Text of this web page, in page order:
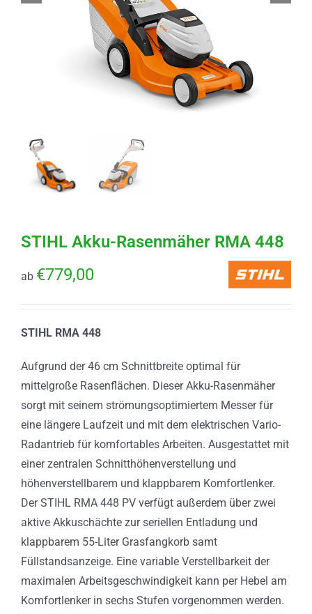
STIHL Akku-Rasenmäher RMA 448
ab €779,00
STIHL RMA 448
Aufgrund der 46 cm Schnittbreite optimal für
mittelgroße Rasenflächen. Dieser Akku-Rasenmäher
sorgt mit seinem strömungsoptimiertem Messer für
eine längere Laufzeit und mit dem elektrischen Vario-
Radantrieb für komfortables Arbeiten. Ausgestattet mit
einer zentralen Schnitthöhenverstellung und
höhenverstellbarem und klappbarem Komfortlenker.
Der STIHL RMA 448 PV verfügt außerdem über zwei
aktive Akkuschächte zur seriellen Entladung und
klappbarem 55-Liter Grasfangkorb samt
Füllstandsanzeige. Eine variable Verstellbarkeit der
maximalen Arbeitsgeschwindigkeit kann per Hebel am
Komfortlenker in sechs Stufen vorgenommen werden.